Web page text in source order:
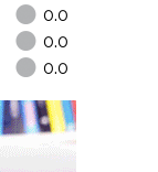
0.0
0.0
0.0